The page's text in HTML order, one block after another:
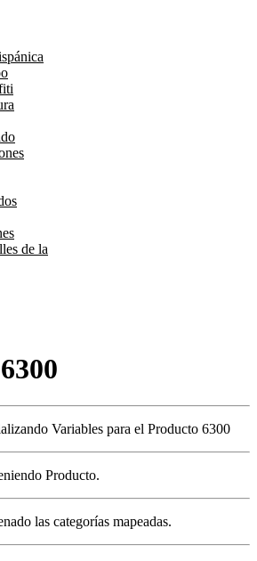
de la
Variables para el Producto 6300
Producto.
las categorías mapeadas.